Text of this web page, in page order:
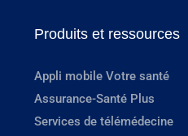
Produits et ressources
Appli mobile Votre santé
Assurance-Santé Plus
Services de télémédecine